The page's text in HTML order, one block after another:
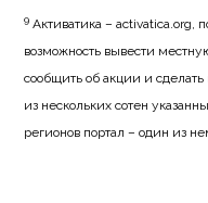
9 Активатика – activatica.org,
возможность вывести
сообщить об акции и
из нескольких сотен
регионов портал – один из